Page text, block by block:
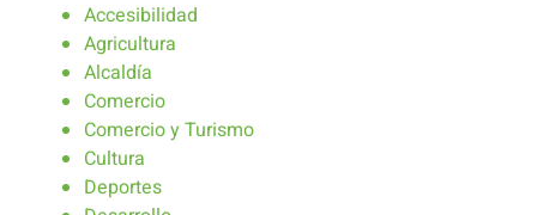
Accesibilidad
Agricultura
Alcaldía
Comercio
Comercio y Turismo
Cultura
Deportes